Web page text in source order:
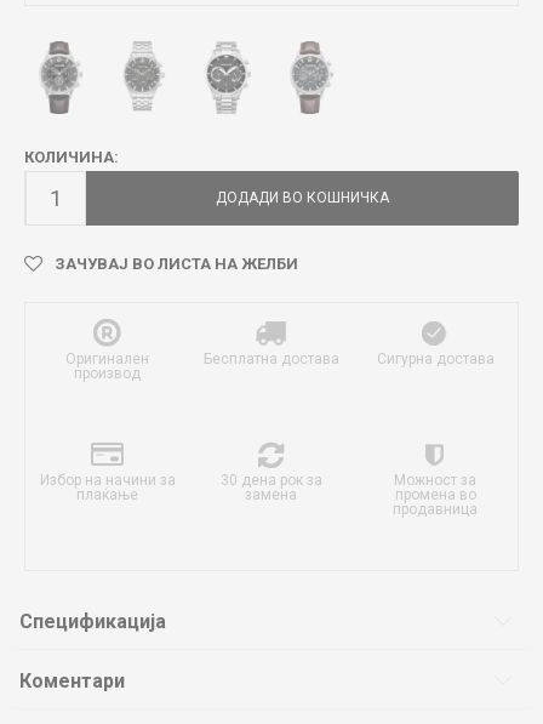
КОЛИЧИНА:
ДОДАДИ ВО КОШНИЧКА
ЗАЧУВАЈ ВО ЛИСТА НА ЖЕЛБИ
Оригинален
производ
Бесплатна достава Сигурна достава
Избор на начини за
плаќање
30 дена рок за
замена
Можност за
промена во
продавница
Спецификација
Коментари